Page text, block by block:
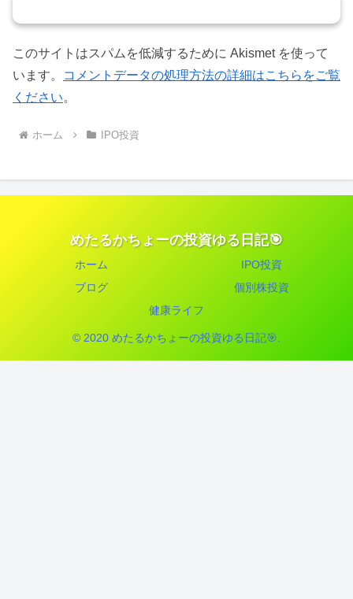
このサイトはスパムを低減するために Akismet を使って
います。
コメントデータの処理方法の詳細はこちらをご覧
ください。
ホーム IPO投資
めたるかちょーの投資ゆる日記🎯
ホーム
IPO投資
ブログ
個別株投資
健康ライフ
© 2020 めたるかちょーの投資ゆる日記🎯.